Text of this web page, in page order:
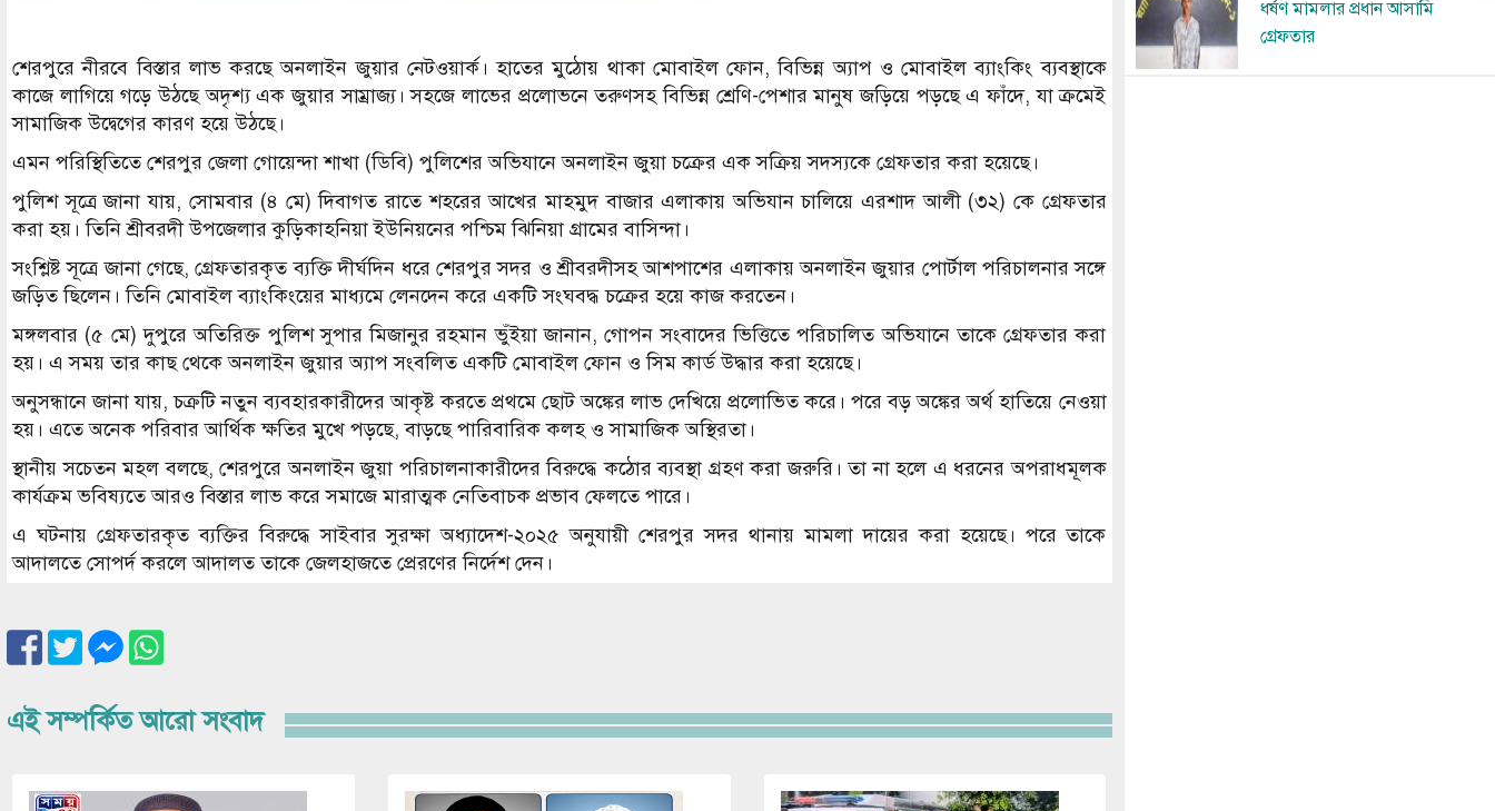
শেরপুরে নীরবে বিস্তার লাভ করছে অনলাইন জুয়ার নেটওয়ার্ক। হাতের মুঠোয় থাকা মোবাইল ফোন, বিভিন্ন অ্যাপ ও মোবাইল ব্যাংকিং ব্যবস্থাকে
কাজে লাগিয়ে গড়ে উঠছে অদৃশ্য এক জুয়ার সাম্রাজ্য। সহজে লাভের প্রলোভনে তরুণসহ বিভিন্ন শ্রেণি-পেশার মানুষ জড়িয়ে পড়ছে এ ফাঁদে, যা ক্রমেই
সামাজিক উদ্বেগের কারণ হয়ে উঠছে।
এমন পরিস্থিতিতে শেরপুর জেলা গোয়েন্দা শাখা (ডিবি) পুলিশের অভিযানে অনলাইন জুয়া চক্রের এক সক্রিয় সদস্যকে গ্রেফতার করা হয়েছে।
পুলিশ সূত্রে জানা যায়, সোমবার (৪ মে) দিবাগত রাতে শহরের আখের মাহমুদ বাজার এলাকায় অভিযান চালিয়ে এরশাদ আলী (৩২) কে গ্রেফতার
করা হয়। তিনি শ্রীবরদী উপজেলার কুড়িকাহনিয়া ইউনিয়নের পশ্চিম ঝিনিয়া গ্রামের বাসিন্দা।
সংশ্লিষ্ট সূত্রে জানা গেছে, গ্রেফতারকৃত ব্যক্তি দীর্ঘদিন ধরে শেরপুর সদর ও শ্রীবরদীসহ আশপাশের এলাকায় অনলাইন জুয়ার পোর্টাল পরিচালনার সঙ্গে
জড়িত ছিলেন। তিনি মোবাইল ব্যাংকিংয়ের মাধ্যমে লেনদেন করে একটি সংঘবদ্ধ চক্রের হয়ে কাজ করতেন।
মঙ্গলবার (৫ মে) দুপুরে অতিরিক্ত পুলিশ সুপার মিজানুর রহমান ভুঁইয়া জানান, গোপন সংবাদের ভিত্তিতে পরিচালিত অভিযানে তাকে গ্রেফতার করা
হয়। এ সময় তার কাছ থেকে অনলাইন জুয়ার অ্যাপ সংবলিত একটি মোবাইল ফোন ও সিম কার্ড উদ্ধার করা হয়েছে।
অনুসন্ধানে জানা যায়, চক্রটি নতুন ব্যবহারকারীদের আকৃষ্ট করতে প্রথমে ছোট অঙ্কের লাভ দেখিয়ে প্রলোভিত করে। পরে বড় অঙ্কের অর্থ হাতিয়ে নেওয়া
হয়। এতে অনেক পরিবার আর্থিক ক্ষতির মুখে পড়ছে, বাড়ছে পারিবারিক কলহ ও সামাজিক অস্থিরতা।
স্থানীয় সচেতন মহল বলছে, শেরপুরে অনলাইন জুয়া পরিচালনাকারীদের বিরুদ্ধে কঠোর ব্যবস্থা গ্রহণ করা জরুরি। তা না হলে এ ধরনের অপরাধমূলক
কার্যক্রম ভবিষ্যতে আরও বিস্তার লাভ করে সমাজে মারাত্মক নেতিবাচক প্রভাব ফেলতে পারে।
এ ঘটনায় গ্রেফতারকৃত ব্যক্তির বিরুদ্ধে সাইবার সুরক্ষা অধ্যাদেশ-২০২৫ অনুযায়ী শেরপুর সদর থানায় মামলা দায়ের করা হয়েছে। পরে তাকে
আদালতে সোপর্দ করলে আদালত তাকে জেলহাজতে প্রেরণের নির্দেশ দেন।
এই সম্পর্কিত আরো সংবাদ
Image Image Image
ধর্ষণ মামলার প্রধান আসামি
গ্রেফতার